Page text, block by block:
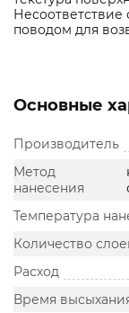
Несоответствие
поводом для
Основные
Производитель
Метод
нанесения
Температура
Количество
Расход
Время